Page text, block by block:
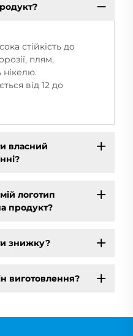
стійкість до
плям,
нікелю.
від 12 до
власний
логотип
продукт?
знижку?
виготовлення?